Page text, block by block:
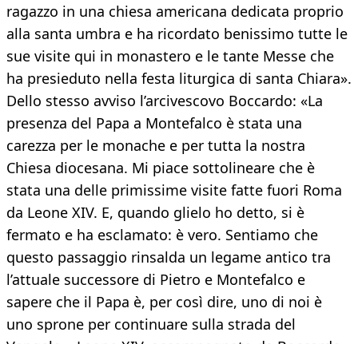
ragazzo in una chiesa americana dedicata proprio
alla santa umbra e ha ricordato benissimo tutte le
sue visite qui in monastero e le tante Messe che
ha presieduto nella festa liturgica di santa Chiara».
Dello stesso avviso l’arcivescovo Boccardo: «La
presenza del Papa a Montefalco è stata una
carezza per le monache e per tutta la nostra
Chiesa diocesana. Mi piace sottolineare che è
stata una delle primissime visite fatte fuori Roma
da Leone XIV. E, quando glielo ho detto, si è
fermato e ha esclamato: è vero. Sentiamo che
questo passaggio rinsalda un legame antico tra
l’attuale successore di Pietro e Montefalco e
sapere che il Papa è, per così dire, uno di noi è
uno sprone per continuare sulla strada del